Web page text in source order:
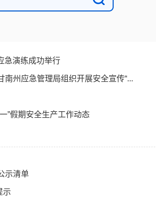
急演练成功举行
州应急管理局组织开展安全宣传“...
”假期安全生产工作动态
示清单
示